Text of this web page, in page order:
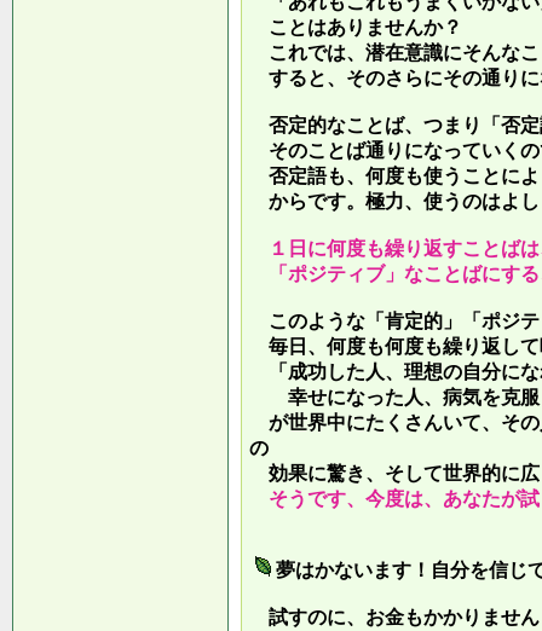
ことはありませんか？
これでは、潜在意識にそんな
すると、そのさらにその通り
否定的なことば、つまり「否
そのことば通りになっていく
否定語も、何度も使うことに
からです。極力、使うのはよ
１日に何度も繰り返すことば
「ポジティブ」なことばにす
このような「肯定的」「ポジ
毎日、何度も何度も繰り返し
「成功した人、理想の自分に
幸せになった人、病気を克服
が世界中にたくさんいて、そ
の
効果に驚き、そして世界的に
そうです、今度は、あなたが
夢はかないます！自分を信じ
試すのに、お金もかかりませ